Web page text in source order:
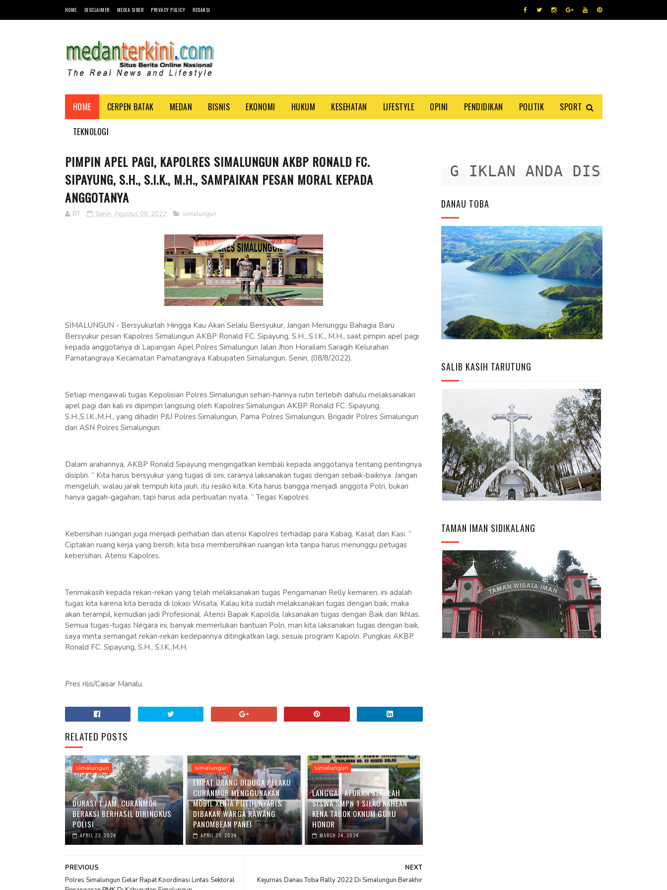
HOME DISCLAIMER MEDIA SIBER PRIVACY POLICY REDAKSI
HOME CERPEN BATAK MEDAN BISNIS EKONOMI HUKUM KESEHATAN LIFESTYLE OPINI PENDIDIKAN POLITIK SPORT
TEKNOLOGI
PIMPIN APEL PAGI, KAPOLRES SIMALUNGUN AKBP RONALD FC.
SIPAYUNG, S.H., S.I.K., M.H., SAMPAIKAN PESAN MORAL KEPADA
ANGGOTANYA
BT Senin, Agustus 08, 2022 simalungun
SIMALUNGUN - Bersyukurlah Hingga Kau Akan Selalu Bersyukur, Jangan Menunggu Bahagia Baru
Bersyukur pesan Kapolres Simalungun AKBP Ronald FC. Sipayung, S.H., S.I.K., M.H., saat pimpin apel pagi
kepada anggotanya di Lapangan Apel Polres Simalungun Jalan Jhon Horailam Saragih Kelurahan
Pamatangraya Kecamatan Pamatangraya Kabupaten Simalungun. Senin, (08/8/2022).
Setiap mengawali tugas Kepolisian Polres Simalungun sehari-harinya rutin terlebih dahulu melaksanakan
apel pagi dan kali ini dipimpin langsung oleh Kapolres Simalungun AKBP Ronald FC. Sipayung,
S.H.,S.I.K.,M.H., yang dihadiri PJU Polres Simalungun, Pama Polres Simalungun, Brigadir Polres Simalungun
dan ASN Polres Simalungun.
Dalam arahannya, AKBP Ronald Sipayung mengingatkan kembali kepada anggotanya tentang pentingnya
disiplin. ” Kita harus bersyukur yang tugas di sini, caranya laksanakan tugas dengan sebaik-baiknya. Jangan
mengeluh, walau jarak tempuh kita jauh, itu resiko kita. Kita harus bangga menjadi anggota Polri, bukan
hanya gagah-gagahan, tapi harus ada perbuatan nyata. ” Tegas Kapolres.
Kebersihan ruangan juga menjadi perhatian dan atensi Kapolres terhadap para Kabag, Kasat dan Kasi. ”
Ciptakan ruang kerja yang bersih, kita bisa membersihkan ruangan kita tanpa harus menunggu petugas
kebersihan. Atensi Kapolres.
Terimakasih kepada rekan-rekan yang telah melaksanakan tugas Pengamanan Relly kemaren, ini adalah
tugas kita karena kita berada di lokasi Wisata, Kalau kita sudah melaksanakan tugas dengan baik, maka
akan terampil, kemudian jadi Profesional. Atensi Bapak Kapolda, laksanakan tugas dengan Baik dan Ikhlas.
Semua tugas-tugas Negara ini, banyak memerlukan bantuan Polri, mari kita laksanakan tugas dengan baik,
saya minta semangat rekan-rekan kedepannya ditingkatkan lagi, sesuai program Kapolri. Pungkas AKBP
Ronald FC. Sipayung, S.H., S.I.K.,M.H.
Pres rilis/Caisar Manalu.
RELATED POSTS
simalungun
DURASI 1 JAM, CURANMOR
BERAKSI BERHASIL DIRINGKUS
POLISI
APRIL 23, 2024
simalungun
EMPAT ORANG DIDUGA PELAKU
CURANMOR MENGGUNAKAN
MOBIL XENIA PUTIH NYARIS
DIBAKAR WARGA RAWANG
PANOMBEAN PANEI
APRIL 23, 2024
simalungun
LANGGAR ATURAN SEKOLAH
SISWA SMPN 1 SILAU KAHEAN
KENA TABOK OKNUM GURU
HONOR
MARCH 24, 2024
NEXT
Kejurnas Danau Toba Rally 2022 Di Simalungun Berakhir
PREVIOUS
Polres Simalungun Gelar Rapat Koordinasi Lintas Sektoral
PASANG IKLAN ANDA DISINI
DANAU TOBA
SALIB KASIH TARUTUNG
TAMAN IMAN SIDIKALANG